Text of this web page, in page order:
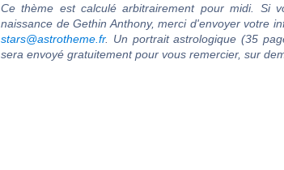
Ce thème est calculé arbitrairement pour midi. Si
naissance de Gethin Anthony, merci d'envoyer votre
stars@astrotheme.fr. Un portrait astrologique (35
sera envoyé gratuitement pour vous remercier, sur